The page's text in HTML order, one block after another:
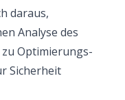
daraus,
Analyse des
Optimierungs-
Sicherheit